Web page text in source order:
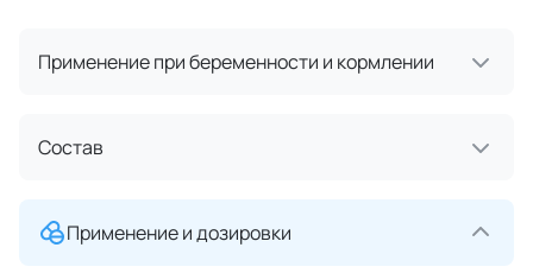
Применение при беременности и кормлении
Состав
Применение и дозировки